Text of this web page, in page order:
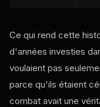
Ce qui rend cette
d'années investies
voulaient pas
parce qu'ils étaient
combat avait une